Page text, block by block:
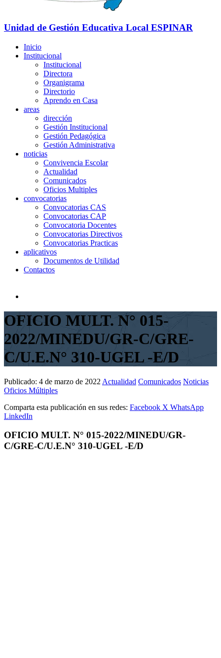
Unidad de Gestión Educativa Local ESPINAR
Inicio
Institucional
Institucional
Directora
Organigrama
Directorio
Aprendo en Casa
areas
dirección
Gestión Institucional
Gestión Pedagógica
Gestión Administrativa
noticias
Convivencia Escolar
Actualidad
Comunicados
Oficios Multiples
convocatorias
Convocatorias CAS
Convocatorias CAP
Convocatoria Docentes
Convocatorias Directivos
Convocatorias Practicas
aplicativos
Documentos de Utilidad
Contactos
OFICIO MULT. N° 015-
2022/MINEDU/GR-C/GRE-
C/U.E.N° 310-UGEL -E/D
Publicado: 4 de marzo de 2022 Actualidad Comunicados Noticias
Oficios Múltiples
Comparta esta publicación en sus redes: Facebook X WhatsApp
LinkedIn
OFICIO MULT. N° 015-2022/MINEDU/GR-
C/GRE-C/U.E.N° 310-UGEL -E/D